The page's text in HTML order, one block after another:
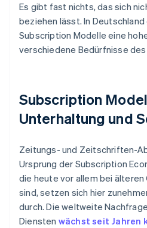
Es gibt fast nichts, das sich
beziehen lässt. In
Subscription Modelle eine
verschiedene Bedürfnisse
Subscription
Unterhaltung und
Zeitungs- und Zeitschriften-
Ursprung der Subscription
die heute vor allem bei
sind, setzen sich hier
durch. Die weltweite
Diensten wächst seit Jahren